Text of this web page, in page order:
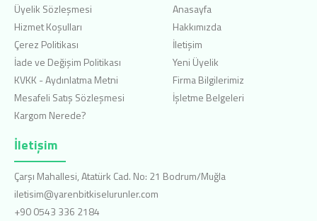
Üyelik Sözleşmesi
Hizmet Koşulları
Çerez Politikası
İade ve Değişim Politikası
KVKK - Aydınlatma Metni
Mesafeli Satış Sözleşmesi
Kargom Nerede?
Anasayfa
Hakkımızda
İletişim
Yeni Üyelik
Firma Bilgilerimiz
İşletme Belgeleri
İletişim
Çarşı Mahallesi, Atatürk Cad. No: 21 Bodrum/Muğla
iletisim@yarenbitkiselurunler.com
+90 0543 336 2184